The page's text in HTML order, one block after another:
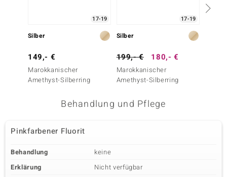
17-19
Silber
149,- €
Marokkanischer
Amethyst-Silberring
17-19
Silber
199,- € 180,- €
Marokkanischer
Amethyst-Silberring
Behandlung und Pflege
Pinkfarbener Fluorit
Behandlung
keine
Erklärung
Nicht verfügbar